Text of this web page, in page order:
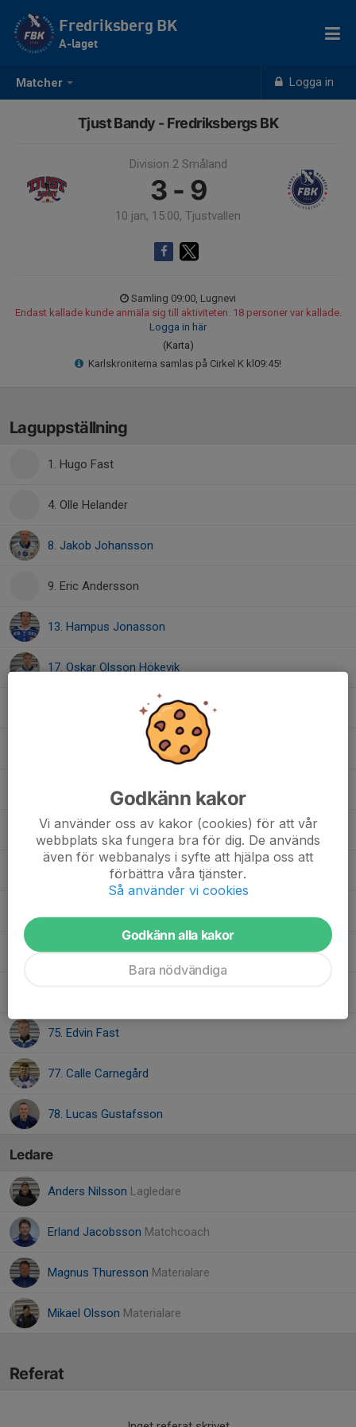
Matcher Logga in
Fredriksberg BK
A-laget
Tjust Bandy - Fredriksbergs BK
Division 2 Småland
3 - 9
10 jan, 15:00, Tjustvallen
Samling 09:00, Lugnevi
Endast kallade kunde anmäla sig till aktiviteten. 18 personer var kallade.
Logga in här
(Karta)
Karlskroniterna samlas på Cirkel K kl09:45!
Laguppställning
1. Hugo Fast
4. Olle Helander
8. Jakob Johansson
9. Eric Andersson
13. Hampus Jonasson
17. Oskar Olsson Hökevik
30. Rasmus Kinder
33. Leo Lodén
42. Vilmer Nilsson Berglund
47. Daniel Thuresson
75. Edvin Fast
77. Calle Carnegård
78. Lucas Gustafsson
Ledare
Anders Nilsson Lagledare
Erland Jacobsson Matchcoach
Magnus Thuresson Materialare
Mikael Olsson Materialare
Referat
Godkänn kakor
Vi använder oss av kakor (cookies) för att vår
webbplats ska fungera bra för dig. De används
även för webbanalys i syfte att hjälpa oss att
förbättra våra tjänster.
Så använder vi cookies
Godkänn alla kakor
Bara nödvändiga